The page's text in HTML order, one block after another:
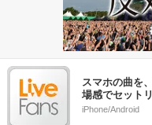
スマホの曲を
場感でセット
iPhone/Android